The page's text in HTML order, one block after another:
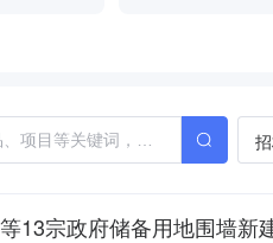
13宗政府储备用地围墙新